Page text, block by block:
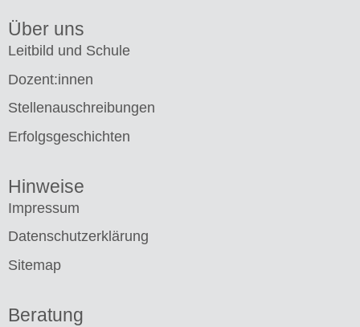
Über uns
Leitbild und Schule
Dozent:innen
Stellenauschreibungen
Erfolgsgeschichten
Hinweise
Impressum
Datenschutzerklärung
Sitemap
Beratung